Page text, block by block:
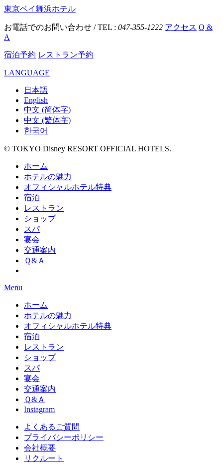
東京ベイ舞浜ホテル
お電話でのお問い合わせ / TEL : 047-355-1222 アクセス Q &
A
宿泊予約 レストラン予約
LANGUAGE
日本語
English
中文 (简体字)
中文 (繁体字)
한국어
© TOKYO Disney RESORT OFFICIAL HOTELS.
ホーム
ホテルの魅力
オフィシャルホテル特典
宿泊
レストラン
ショップ
スパ
宴会
交通案内
Ｑ&Ａ
Menu
ホーム
ホテルの魅力
オフィシャルホテル特典
宿泊
レストラン
ショップ
スパ
宴会
交通案内
Ｑ&Ａ
Instagram
よくあるご質問
プライバシーポリシー
会社概要
リクルート